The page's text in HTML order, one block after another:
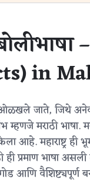
in
ओळखले जाते, जिथे
मराठी भाषा.
आहे. महाराष्ट्र ही
प्रमाण भाषा
आणि वैशिष्ट्यपूर्ण